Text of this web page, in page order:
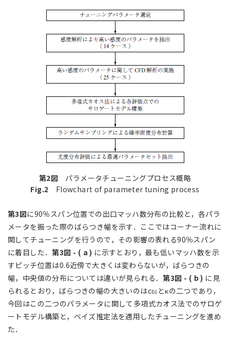
第2図 パラメータチューニングプロセス概略
Fig.2 Flowchart of parameter tuning process
第3図に90％スパン位置での出口マッハ数分布の比較と，各パラ
メータを振った際のばらつき幅を示す．ここではコーナー流れに
関してチューニングを行うので，その影響の表れる90％スパン
に着目した．第3図 - ( a ) に示すとおり，最も低いマッハ数を示
すピッチ位置は0.6近傍で大きくは変わらないが，ばらつきの
幅，中央値の分布については違いが見られる．第3図 - ( b ) に見
られるとおり，ばらつきの幅の大きいのはcb1 とκの二つであり，
今回はこの二つのパラメータに関して多項式カオス法でのサロゲ
ートモデル構築と，ベイズ推定法を適用したチューニングを進め
た．